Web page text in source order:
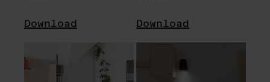
Download Download